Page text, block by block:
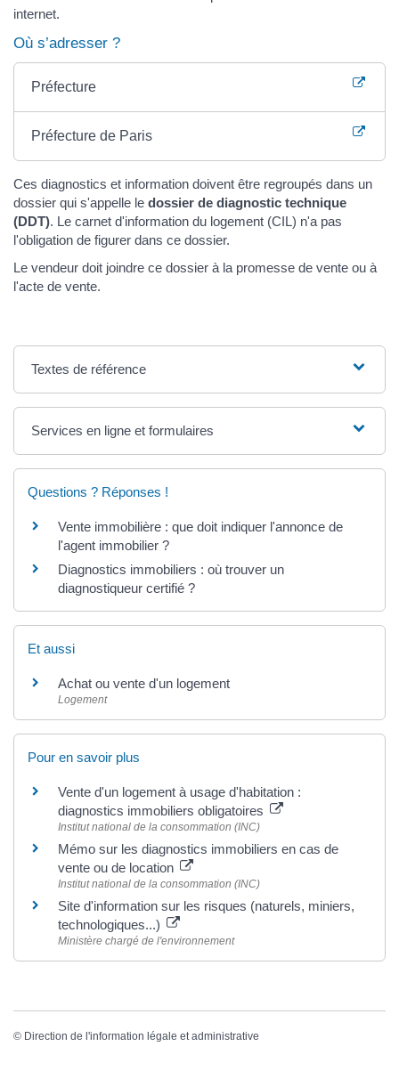
internet.
Où s’adresser ?
Préfecture
Préfecture de Paris
Ces diagnostics et information doivent être regroupés dans un
dossier qui s'appelle le dossier de diagnostic technique
(DDT). Le carnet d'information du logement (CIL) n'a pas
l'obligation de figurer dans ce dossier.
Le vendeur doit joindre ce dossier à la promesse de vente ou à
l'acte de vente.
Textes de référence
Services en ligne et formulaires
Questions ? Réponses !
Vente immobilière : que doit indiquer l'annonce de
l'agent immobilier ?
Diagnostics immobiliers : où trouver un
diagnostiqueur certifié ?
Et aussi
Achat ou vente d'un logement
Logement
Pour en savoir plus
Vente d'un logement à usage d'habitation :
diagnostics immobiliers obligatoires
Institut national de la consommation (INC)
Mémo sur les diagnostics immobiliers en cas de
vente ou de location
Institut national de la consommation (INC)
Site d'information sur les risques (naturels, miniers,
technologiques...)
Ministère chargé de l'environnement
© Direction de l'information légale et administrative